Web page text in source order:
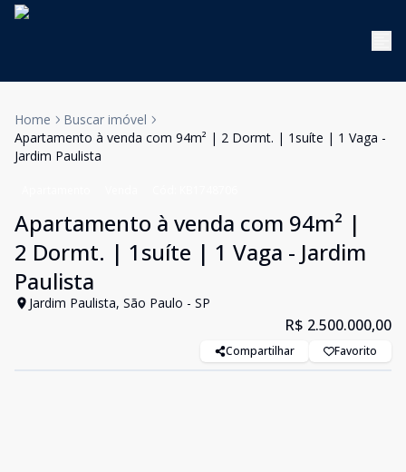
Home
Buscar imóvel
Apartamento à venda com 94m² | 2 Dormt. | 1suíte | 1 Vaga -
Jardim Paulista
Apartamento à venda com 94m² |
2 Dormt. | 1suíte | 1 Vaga - Jardim
Paulista
Jardim Paulista, São Paulo - SP
R$ 2.500.000,00
Compartilhar Favorito